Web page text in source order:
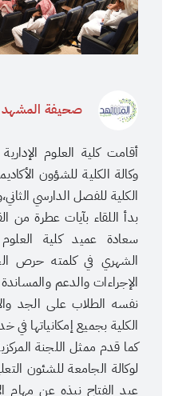
صحيفة المشهد
أقامت كلية العلوم
وكالة الكلية للشؤون
الكلية للفصل الدارسي
بدأ اللقاء بآيات عطرة من
سعادة عميد كلية العلوم
الشهري في كلمته حرص
الإجراءات والدعم
نفسه الطلاب على الجد
الكلية بجميع إمكانياتها في
كما قدم ممثل اللجنة
لوكالة الجامعة للشئون
عبد الفتاح نبذه عن مهام